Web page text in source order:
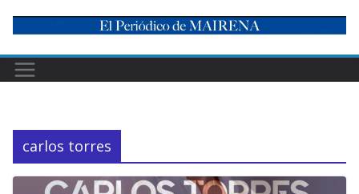
content
carlos torres